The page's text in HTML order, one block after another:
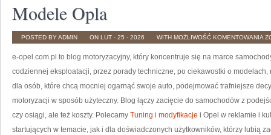
Modele Opla
POSTED BY ADMIN ON LUT - 25 - 2026 WITH MOŻLIWOŚĆ KOMENTOWANIA
e-opel.com.pl to blog motoryzacyjny, który koncentruje się na marce
codziennej eksploatacji, przez porady techniczne, po ciekawostki o
dla osób, które chcą mocniej ogarnąć swoje auto, podejmować trafniejsze
motoryzacji w sposób użyteczny. Blog łączy zacięcie do samochodów z
czy osiągi, ale też koszty. Polecamy Tuning i modyfikacje i Opel w reklamie i
startujących w temacie, jak i dla doświadczonych użytkowników, którzy lubią